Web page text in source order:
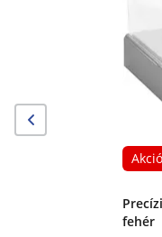
fehér